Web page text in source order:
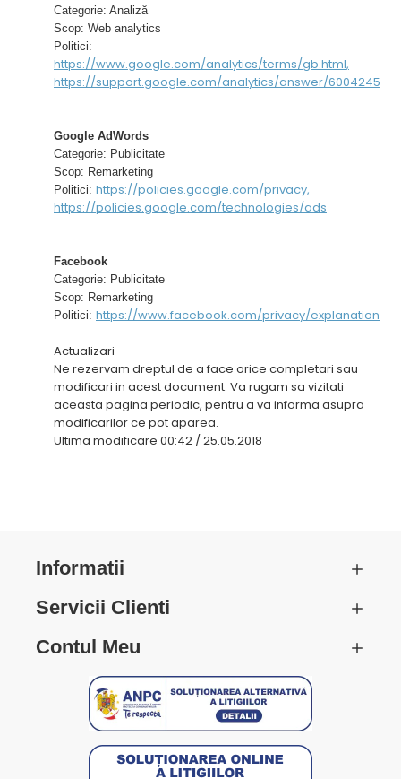
Categorie: Analiză
Scop: Web analytics
Politici:
https://www.google.com/analytics/terms/gb.html,
https://support.google.com/analytics/answer/6004245
Google AdWords
Categorie: Publicitate
Scop: Remarketing
Politici: https://policies.google.com/privacy,
https://policies.google.com/technologies/ads
Facebook
Categorie: Publicitate
Scop: Remarketing
Politici: https://www.facebook.com/privacy/explanation
Actualizari
Ne rezervam dreptul de a face orice completari sau
modificari in acest document. Va rugam sa vizitati
aceasta pagina periodic, pentru a va informa asupra
modificarilor ce pot aparea.
Ultima modificare 00:42 / 25.05.2018
Informatii
Servicii Clienti
Contul Meu